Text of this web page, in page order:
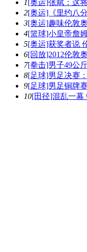
1[奥运]张斌：这
2[奥运]《里约八
3[奥运]趣味伦敦
4[篮球]小皇帝詹
5[奥运]获奖者说
6[回放]2012伦敦
7[拳击]男子49公
8[足球]男足决赛
9[足球]男足铜牌
10[田径]混乱一幕